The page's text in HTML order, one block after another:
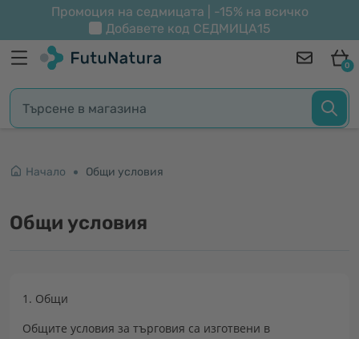
Промоция на седмицата | -15% на всичко
Добавете код СЕДМИЦА15
0
Начало Общи условия
Общи условия
1. Общи
Общите условия за търговия са изготвени в